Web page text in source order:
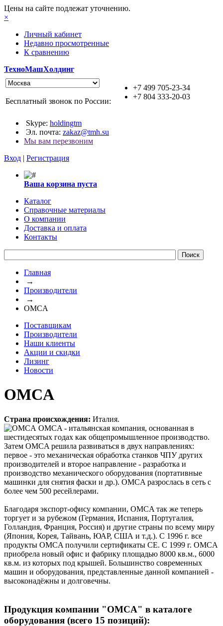
Цены на сайте подлежат уточнению.
×
Личный кабинет
Недавно просмотренные
К сравнению
ТехноМашХолдинг
+7 499 705-23-34
+7 804 333-20-03
Бесплатный звонок по России:
Skype: holdingtm
Эл. почта: zakaz@tmh.su
Мы вам перезвоним
Вход | Регистрация
Ваша корзина пуста
Каталог
Справочные материалы
О компании
Доставка и оплата
Контакты
Главная
→
Производители
→
OMCA
Поставщикам
Производители
Наши клиенты
Акции и скидки
Лизинг
Новости
OMCA
Страна происхождения: Италия.
OMCA - итальянская компания, основанная в
шестидесятых годах как общепромышленное производство.
Затем OMCA решила развиваться в двух направлениях:
первое - это механическая обработка станков ЧПУ других
производителей и второе направление - разработка и
производство механического оборудования (портативные
машинки для снятия фаски и др.). OMCA разрослась в сеть с
более чем 500 ресейлерами.
Благодаря экспорт-офису компании, OMCA так же теперь
торгует и за рубежом (Германия, Испания, Португалия,
Голландия, Франция, Россия) и другие страны по всему миру
(Япония, Корея, Тайвань, ЮАР, США и т.д.). С 1996 г. все
продукты OMCA получили сертификаты CE. С 1999 г. OMCA
приобрела новый офис и фабрику площадью 8000 кв.м., 6000
кв.м. из которых под крышей. Большинство современных
машин и оборудования, представленные данной компанией -
высоконадёжны и долговечны.
Продукция компании "OMCA" в каталоге
оборудования (всего 15 позиций):